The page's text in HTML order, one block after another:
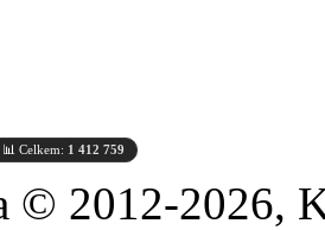
📊 Celkem: 1 412 759
© 2012-2026,